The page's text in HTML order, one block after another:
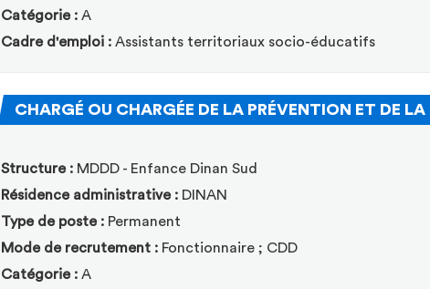
Catégorie : A
Cadre d'emploi : Assistants territoriaux socio-éducatifs
CHARGÉ OU CHARGÉE DE LA PRÉVENTION ET DE
Structure : MDDD - Enfance Dinan Sud
Résidence administrative : DINAN
Type de poste : Permanent
Mode de recrutement : Fonctionnaire ; CDD
Catégorie : A